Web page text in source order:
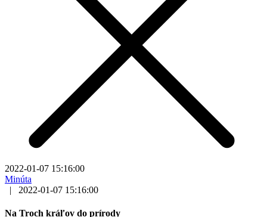
2022-01-07 15:16:00
Minúta
|
2022-01-07 15:16:00
Na Troch kráľov do prírody